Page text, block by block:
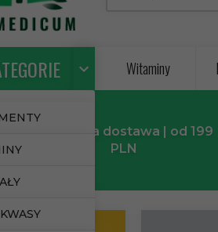
Witaminy
Darmowa dostawa | od 199
PLN